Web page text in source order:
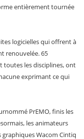
entièrement tournée
logicielles qui offrent à
renouvelée. 65
toutes les disciplines, ont
exprimant ce qui
PrEMO, finis les
les animateurs
Wacom Cintiq